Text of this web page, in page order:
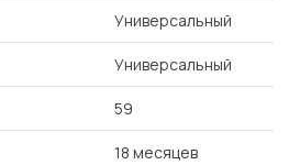
Универсальный
Универсальный
59
18 месяцев